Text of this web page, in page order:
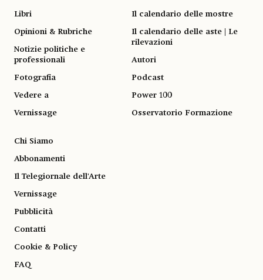
Libri
Opinioni & Rubriche
Notizie politiche e
professionali
Fotografia
Vedere a
Vernissage
Il calendario delle mostre
Il calendario delle aste | Le
rilevazioni
Autori
Podcast
Power 100
Osservatorio Formazione
Chi Siamo
Abbonamenti
Il Telegiornale dell'Arte
Vernissage
Pubblicità
Contatti
Cookie & Policy
FAQ